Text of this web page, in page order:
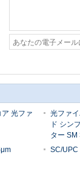
光ファ
光ファ
ド シン
ター SM
SC/UPC